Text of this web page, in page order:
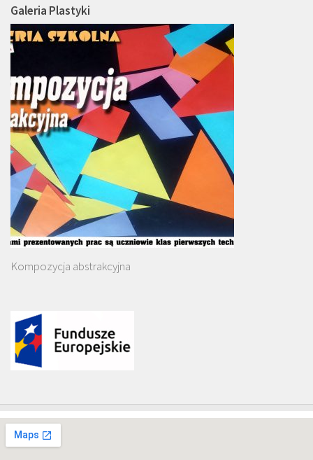
Galeria Plastyki
Kompozycja abstrakcyjna